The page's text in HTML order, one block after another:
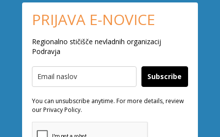
PRIJAVA E-NOVICE
Regionalno stičišče nevladnih organizacij
Podravja
Subscribe
You can unsubscribe anytime. For more details, review
our Privacy Policy.